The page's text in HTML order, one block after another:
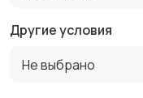
Другие условия
Не выбрано